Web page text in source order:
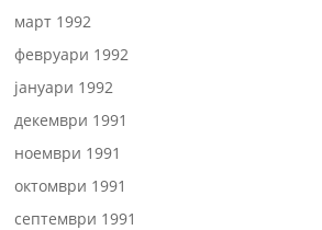
март 1992
февруари 1992
јануари 1992
декември 1991
ноември 1991
октомври 1991
септември 1991